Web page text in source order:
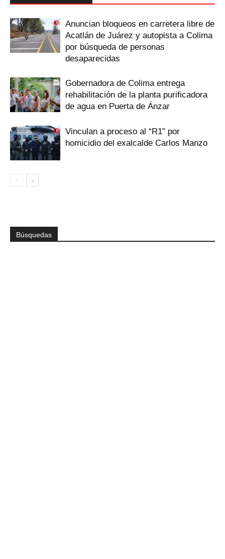
Anuncian bloqueos en carretera libre de
Acatlán de Juárez y autopista a Colima
por búsqueda de personas
desaparecidas
Gobernadora de Colima entrega
rehabilitación de la planta purificadora
de agua en Puerta de Ánzar
Vinculan a proceso al “R1” por
homicidio del exalcalde Carlos Manzo
Búsquedas